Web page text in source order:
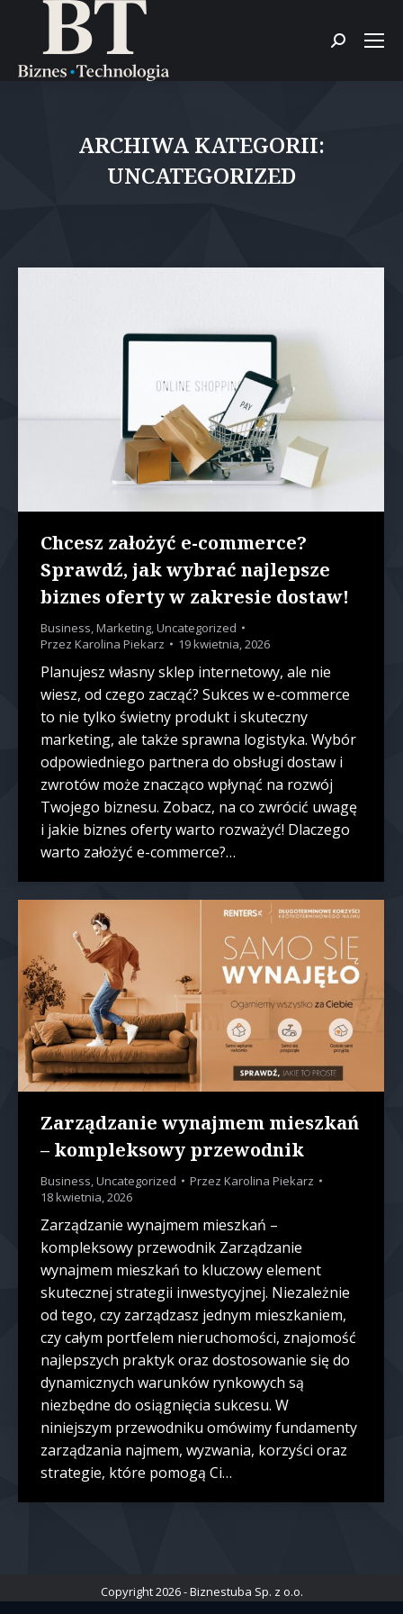
Szukaj:
ARCHIWA KATEGORII:
UNCATEGORIZED
Chcesz założyć e-commerce?
Sprawdź, jak wybrać najlepsze
biznes oferty w zakresie dostaw!
Business,Marketing,Uncategorized
Przez Karolina Piekarz 19 kwietnia, 2026
Planujesz własny sklep internetowy, ale nie
wiesz, od czego zacząć? Sukces w e-commerce
to nie tylko świetny produkt i skuteczny
marketing, ale także sprawna logistyka. Wybór
odpowiedniego partnera do obsługi dostaw i
zwrotów może znacząco wpłynąć na rozwój
Twojego biznesu. Zobacz, na co zwrócić uwagę
i jakie biznes oferty warto rozważyć! Dlaczego
warto założyć e-commerce?…
Zarządzanie wynajmem mieszkań
– kompleksowy przewodnik
Business,Uncategorized Przez Karolina Piekarz
18 kwietnia, 2026
Zarządzanie wynajmem mieszkań –
kompleksowy przewodnik Zarządzanie
wynajmem mieszkań to kluczowy element
skutecznej strategii inwestycyjnej. Niezależnie
od tego, czy zarządzasz jednym mieszkaniem,
czy całym portfelem nieruchomości, znajomość
najlepszych praktyk oraz dostosowanie się do
dynamicznych warunków rynkowych są
niezbędne do osiągnięcia sukcesu. W
niniejszym przewodniku omówimy fundamenty
zarządzania najmem, wyzwania, korzyści oraz
strategie, które pomogą Ci…
Copyright 2026 - Biznestuba Sp. z o.o.